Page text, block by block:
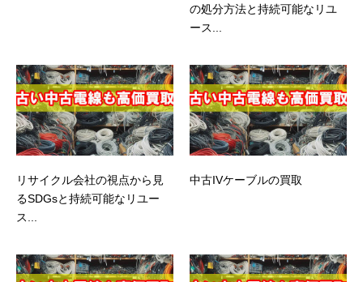
の処分方法と持続可能なリユ
ース...
リサイクル会社の視点から見
るSDGsと持続可能なリユー
ス...
中古IVケーブルの買取